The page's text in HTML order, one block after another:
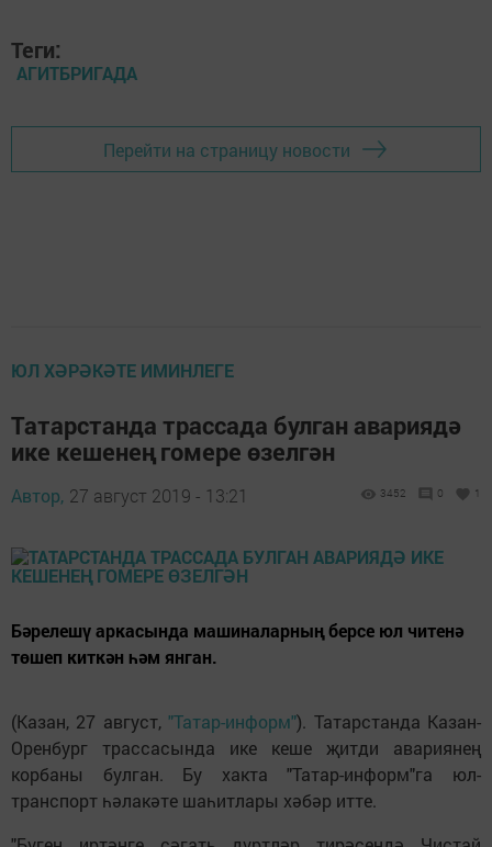
Теги:
АГИТБРИГАДА
Перейти на страницу новости
ЮЛ ХӘРӘКӘТЕ ИМИНЛЕГЕ
Татарстанда трассада булган авариядә
ике кешенең гомере өзелгән
Автор, 27 август 2019 - 13:21 3452 0 1
Бәрелешү аркасында машиналарның берсе юл читенә
төшеп киткән һәм янган.
(Казан, 27 август, "Татар-информ"). Татарстанда Казан-
Оренбург трассасында ике кеше җитди авариянең
корбаны булган. Бу хакта "Татар-информ"га юл-
транспорт һәлакәте шаһитлары хәбәр итте.